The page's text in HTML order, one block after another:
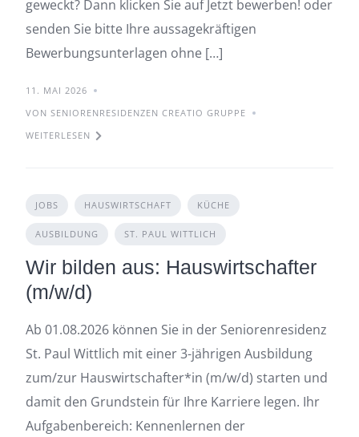
geweckt? Dann klicken Sie auf Jetzt bewerben! oder
senden Sie bitte Ihre aussagekräftigen
Bewerbungsunterlagen ohne […]
11. MAI 2026
VON SENIORENRESIDENZEN CREATIO GRUPPE
WEITERLESEN
JOBS HAUSWIRTSCHAFT KÜCHE
AUSBILDUNG ST. PAUL WITTLICH
Wir bilden aus: Hauswirtschafter
(m/w/d)
Ab 01.08.2026 können Sie in der Seniorenresidenz
St. Paul Wittlich mit einer 3-jährigen Ausbildung
zum/zur Hauswirtschafter*in (m/w/d) starten und
damit den Grundstein für Ihre Karriere legen. Ihr
Aufgabenbereich: Kennenlernen der